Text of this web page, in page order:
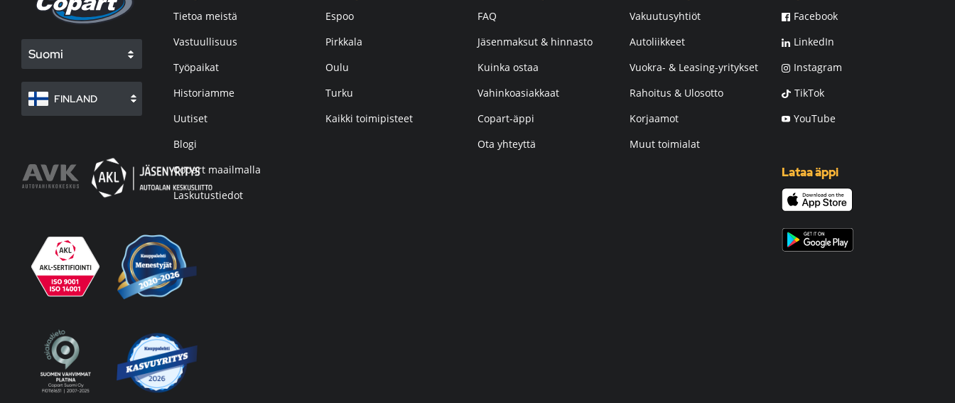
Suomi
FINLAND
Tietoa meistä
Vastuullisuus
Työpaikat
Historiamme
Uutiset
Blogi
Copart maailmalla
Laskutustiedot
Espoo
Pirkkala
Oulu
Turku
Kaikki toimipisteet
FAQ
Jäsenmaksut & hinnasto
Kuinka ostaa
Vahinkoasiakkaat
Copart-äppi
Ota yhteyttä
Vakuutusyhtiöt
Autoliikkeet
Vuokra- & Leasing-yritykset
Rahoitus & Ulosotto
Korjaamot
Muut toimialat
Facebook
LinkedIn
Instagram
TikTok
YouTube
Lataa äppi